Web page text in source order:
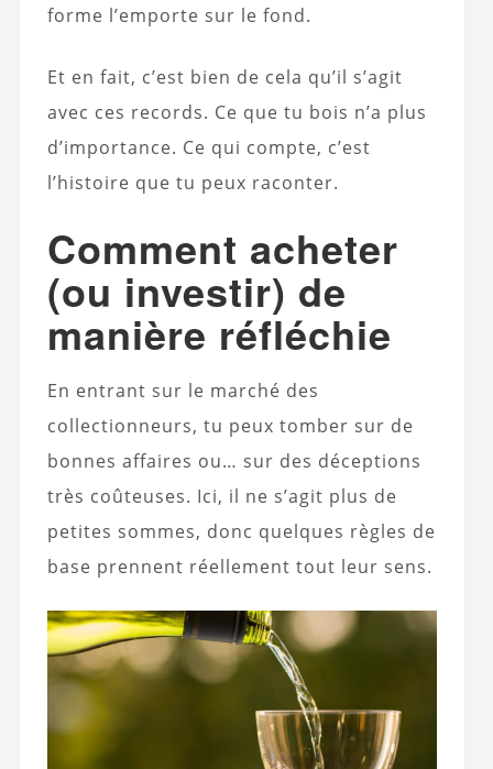
forme l’emporte sur le fond.
Et en fait, c’est bien de cela qu’il s’agit
avec ces records. Ce que tu bois n’a plus
d’importance. Ce qui compte, c’est
l’histoire que tu peux raconter.
Comment acheter
(ou investir) de
manière réfléchie
En entrant sur le marché des
collectionneurs, tu peux tomber sur de
bonnes affaires ou… sur des déceptions
très coûteuses. Ici, il ne s’agit plus de
petites sommes, donc quelques règles de
base prennent réellement tout leur sens.